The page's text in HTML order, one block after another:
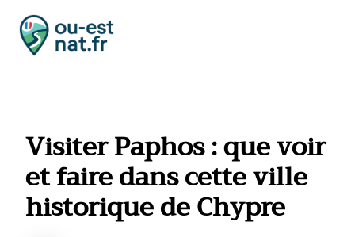
contenu
Visiter Paphos : que voir
et faire dans cette ville
historique de Chypre